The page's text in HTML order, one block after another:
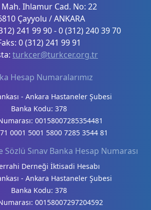
Ihlamur Cad. No: 22
Çayyolu / ANKARA
241 99 90 - 0 (312) 240 39 70
0 (312) 241 99 91
turkcer@turkcer.org.tr
Hesap Numaralarımız
- Ankara Hastaneler Şubesi
Banka Kodu: 378
00158007285354481
0001 5001 5800 7285 3544 81
Sözlü Sınav Banka Hesap Numarası
Derneği İktisadi Hesabı
- Ankara Hastaneler Şubesi
Banka Kodu: 378
00158007297204592